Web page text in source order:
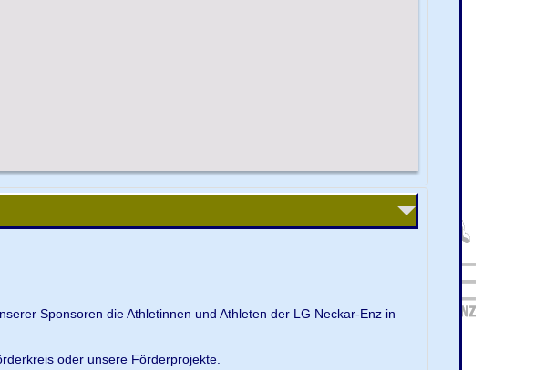
Sponsoren die Athletinnen und Athleten der LG Neckar-Enz in
oder unsere Förderprojekte.